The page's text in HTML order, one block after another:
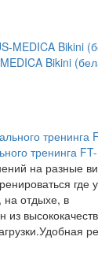
Bikini
тренинга
на разные
где
на отдыхе, в
из